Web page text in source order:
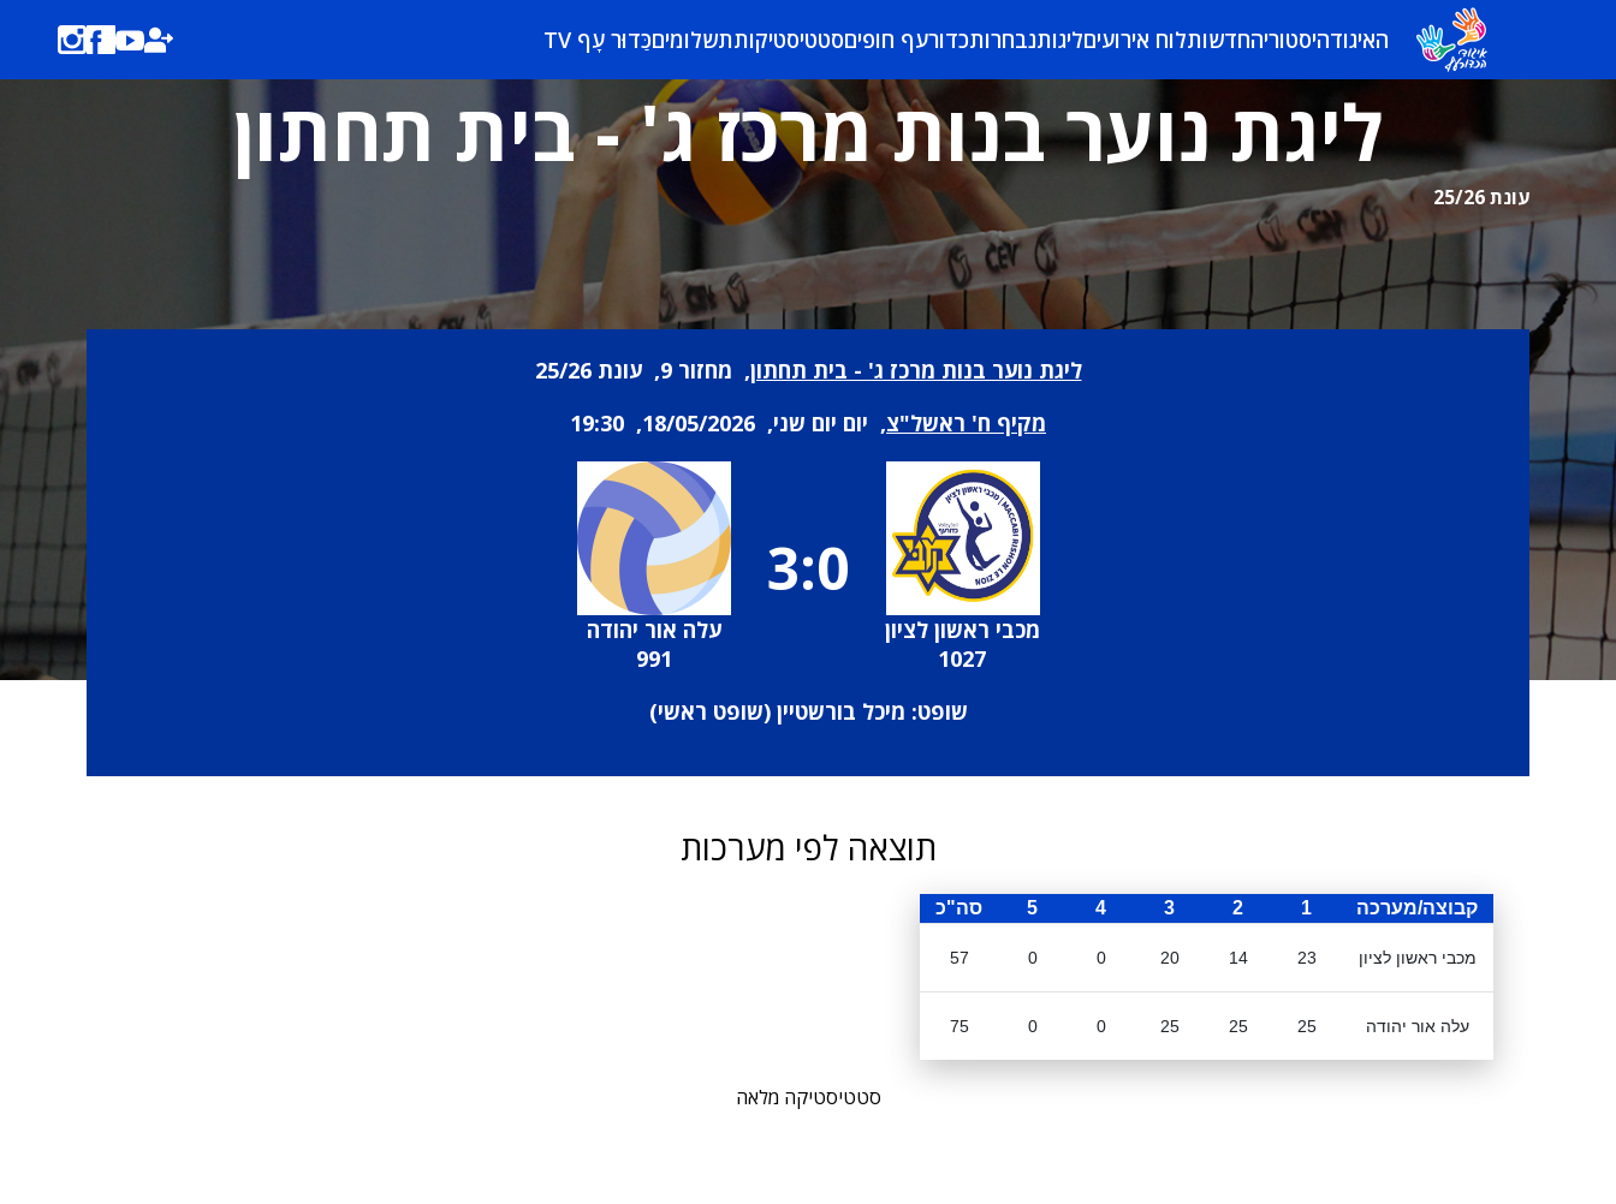
האיגודהיסטוריהחדשותלוח אירועיםליגותנבחרותכדורעף חופיםסטטיסטיקותתשלומיםכַּדוּר עָף TV
ליגת נוער בנות מרכז ג' - בית תחתון
עונת 25/26
ליגת נוער בנות מרכז ג' - בית תחתון, מחזור 9, עונת 25/26
מקיף ח' ראשל"צ, יום יום שני, 18/05/2026, 19:30
מכבי ראשון לציון
1027
3:0
עלה אור יהודה
991
שופט: מיכל בורשטיין (שופט ראשי)
תוצאה לפי מערכות
קבוצה/מערכה 1
2
3
4
5 סה"כ
מכבי ראשון לציון 23
14
20
0
0
57
עלה אור יהודה 25
25
25
0
0
75
סטטיסטיקה מלאה